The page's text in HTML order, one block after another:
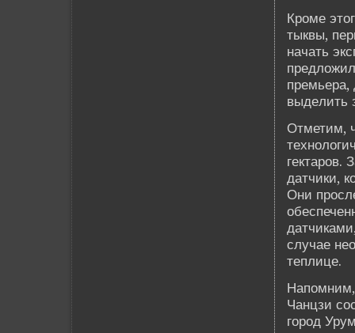
Кроме
тыквы,
начать
премьера,
выде­лить
Отметим,
гектаров.
датчики,
Они
случае
теплице.
Чанцзи
город